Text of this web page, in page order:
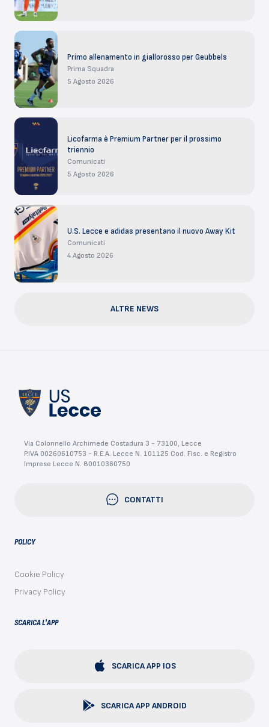
Primo allenamento in giallorosso per Geubbels
Prima Squadra
5 Agosto 2026
Licofarma è Premium Partner per il prossimo
triennio
Comunicati
5 Agosto 2026
U.S. Lecce e adidas presentano il nuovo Away Kit
Comunicati
4 Agosto 2026
ALTRE NEWS
Via Colonnello Archimede Costadura 3 - 73100, Lecce
P.IVA 00260610753 - R.E.A. Lecce N. 101125 Cod. Fisc. e Registro
Imprese Lecce N. 80010360750
CONTATTI
POLICY
Cookie Policy
Privacy Policy
SCARICA L'APP
SCARICA APP IOS
SCARICA APP ANDROID